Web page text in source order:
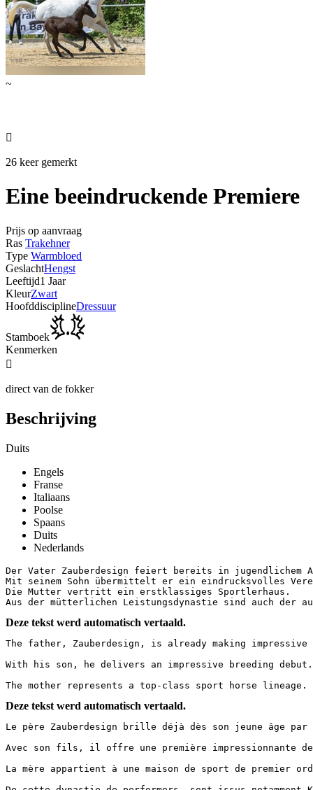
~

26 keer gemerkt
Eine beeindruckende Premiere
Prijs op aanvraag
Ras Trakehner
Type Warmbloed
GeslachtHengst
Leeftijd1 Jaar
KleurZwart
HoofddisciplineDressuur
Stamboek
Kenmerken

direct van de fokker
Beschrijving
Duits
Engels
Franse
Italiaans
Poolse
Spaans
Duits
Nederlands
Der Vater Zauberdesign feiert bereits in jugendlichem
Mit seinem Sohn übermittelt er ein eindrucksvolles
Die Mutter vertritt ein erstklassiges Sportlerhaus.
Aus der mütterlichen Leistungsdynastie sind auch der
Deze tekst werd automatisch vertaald.
The father, Zauberdesign, is already making
With his son, he delivers an impressive breeding
The mother represents a top-class sport horse lineage.
Deze tekst werd automatisch vertaald.
Le père Zauberdesign brille déjà dès son jeune âge
Avec son fils, il offre une première impressionnante
La mère appartient à une maison de sport de premier